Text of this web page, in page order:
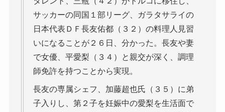
サッカーの同国１部リーグ、ガラタサライの
日本代表ＤＦ長友佑都（３２）の料理人見習
いになることが２６日、分かった。長友や妻
で女優、平愛梨（３４）と親交が深く、調理
師免許を持つことから実現。
長友の専属シェフ、加藤超也氏（３５）に弟
子入りし、第２子を妊娠中の愛梨を生活面で